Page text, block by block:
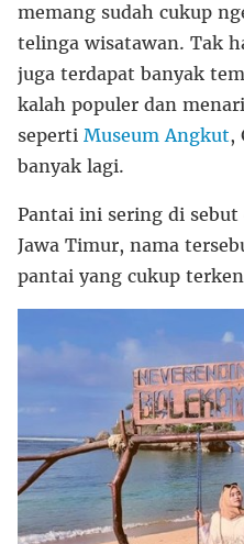
memang sudah cukup
telinga wisatawan. Tak
juga terdapat banyak
kalah populer dan
seperti Museum Angkut,
banyak lagi.
Pantai ini sering di
Jawa Timur, nama
pantai yang cukup